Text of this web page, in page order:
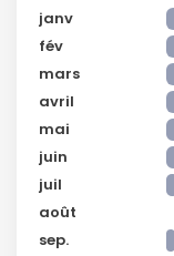
janv
fév
mars
avril
mai
juin
juil
août
sep.